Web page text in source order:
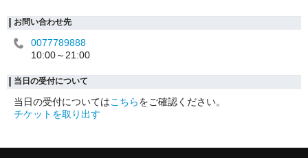
お問い合わせ先
0077789888
10:00～21:00
当日の受付について
当日の受付についてはこちらをご確認ください。
チケットを取り出す